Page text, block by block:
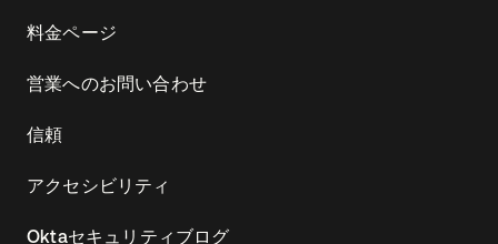
料金ページ
営業へのお問い合わせ
信頼
アクセシビリティ
Oktaセキュリティブログ